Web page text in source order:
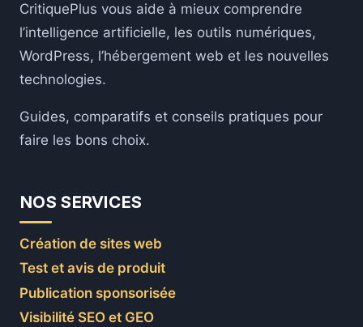
CritiquePlus vous aide à mieux comprendre
l’intelligence artificielle, les outils numériques,
WordPress, l’hébergement web et les nouvelles
technologies.
Guides, comparatifs et conseils pratiques pour
faire les bons choix.
NOS SERVICES
Création de sites web
Test et avis de produit
Publication sponsorisée
Visibilité SEO et GEO